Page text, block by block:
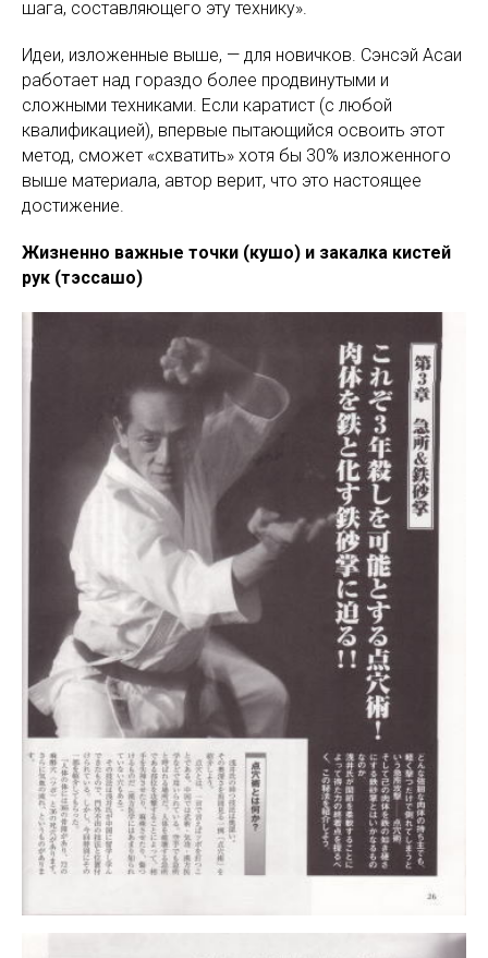
шага, составляющего эту технику».
Идеи, изложенные выше, — для новичков. Сэнсэй Асаи
работает над гораздо более продвинутыми и
сложными техниками. Если каратист (с любой
квалификацией), впервые пытающийся освоить этот
метод, сможет «схватить» хотя бы 30% изложенного
выше материала, автор верит, что это настоящее
достижение.
Жизненно важные точки (кушо) и закалка кистей
рук (тэссашо)